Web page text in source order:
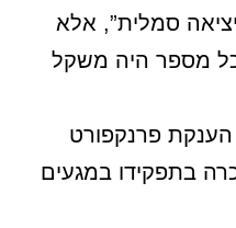
סמלית”, אלא
מספר היה משקל
פרנקפורט
בתפקידו במגעים